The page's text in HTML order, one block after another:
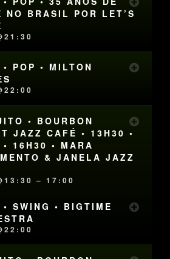
NO BRASIL POR LET’S
POP • MILTON
• BOURBON
JAZZ CAFÉ • 13H30 •
16H30 • MARA
& JANELA JAZZ
– 17:00
SWING • BIGTIME